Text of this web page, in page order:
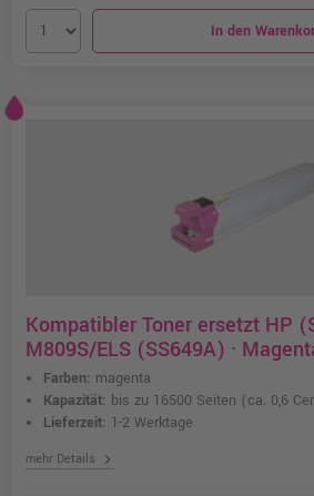
In den
Kompatibler Toner ersetzt HP
M809S/ELS (SS649A) ·
Farben: magenta
Kapazität: bis zu 16500 Seiten (ca. 0,6
Lieferzeit: 1-2 Werktage
mehr Details chevron_right